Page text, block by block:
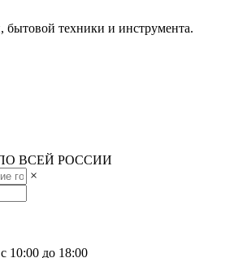
бытовой техники и инструмента.
ВСЕЙ РОССИИ
×
10:00 до 18:00